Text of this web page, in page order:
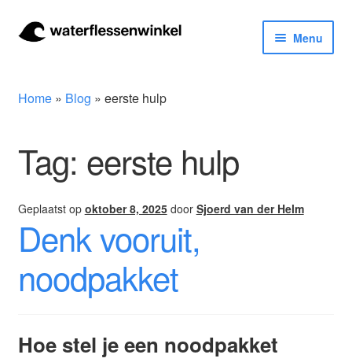
Ga
Ga
Menu
Thermosfles
Kinderflessen
Drinkfles met rietje
Waterfles met filter
Home» Blog » eerste hulp
Tag: eerste hulp
Geplaatst op oktober 8, 2025 door Sjoerd van der Helm
Denk vooruit,
noodpakket
Hoe stel je een noodpakket